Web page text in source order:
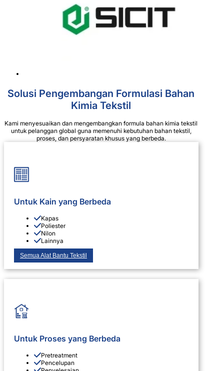
Solusi Pengembangan Formulasi Bahan
Kimia Tekstil
Kami menyesuaikan dan mengembangkan formula bahan kimia tekstil
untuk pelanggan global guna memenuhi kebutuhan bahan tekstil,
proses, dan persyaratan khusus yang berbeda.
Untuk Kain yang Berbeda
Kapas
Poliester
Nilon
Lainnya
Semua Alat Bantu Tekstil
Untuk Proses yang Berbeda
Pretreatment
Pencelupan